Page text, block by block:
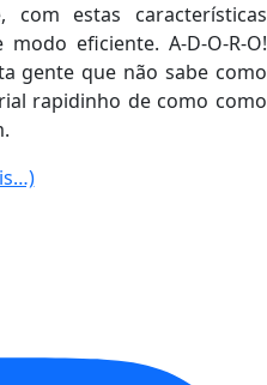
estas características
eficiente. A-D-O-R-O!
gente que não sabe como
rapidinho de como como